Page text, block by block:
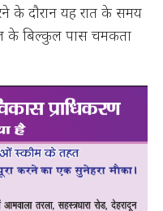
के दौरान यह रात के समय
के बिल्कुल पास चमकता